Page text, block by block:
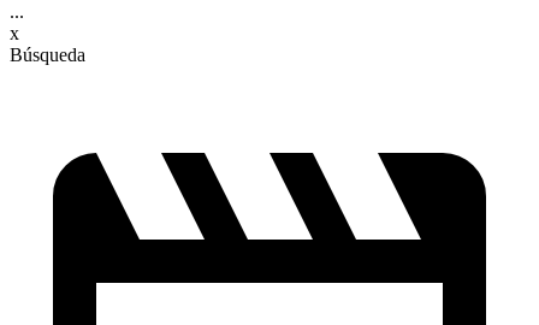
...
x
Búsqueda